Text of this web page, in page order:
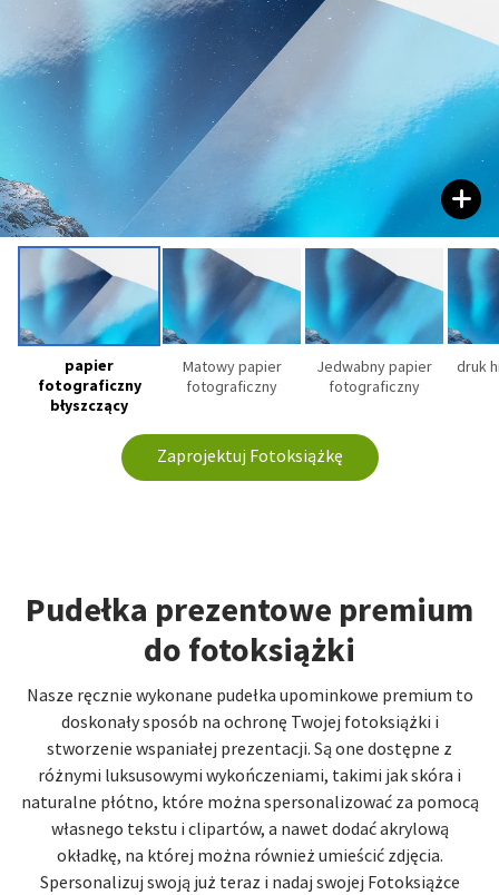
papier
fotograficzny
błyszczący
Matowy papier
fotograficzny
Jedwabny papier
fotograficzny
druk
Zaprojektuj Fotoksiążkę
Pudełka prezentowe premium
do fotoksiążki
Nasze ręcznie wykonane pudełka upominkowe premium to
doskonały sposób na ochronę Twojej fotoksiążki i
stworzenie wspaniałej prezentacji. Są one dostępne z
różnymi luksusowymi wykończeniami, takimi jak skóra i
naturalne płótno, które można spersonalizować za pomocą
własnego tekstu i clipartów, a nawet dodać akrylową
okładkę, na której można również umieścić zdjęcia.
Spersonalizuj swoją już teraz i nadaj swojej Fotoksiążce